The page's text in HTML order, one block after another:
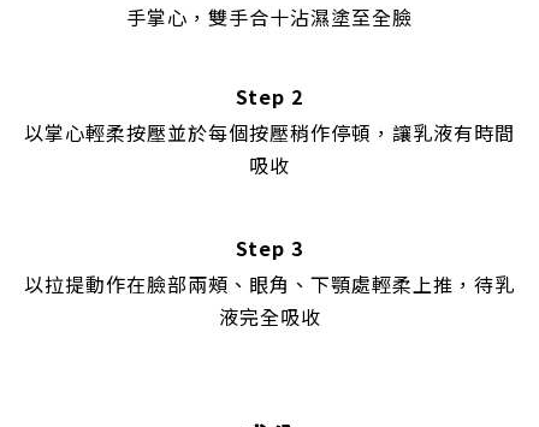
手掌心，雙手合十沾濕塗至全臉
Step 2
以掌心輕柔按壓並於每個按壓稍作停頓，讓乳液有時間
吸收
Step 3
以拉提動作在臉部兩頰、眼角、下顎處輕柔上推，待乳
液完全吸收